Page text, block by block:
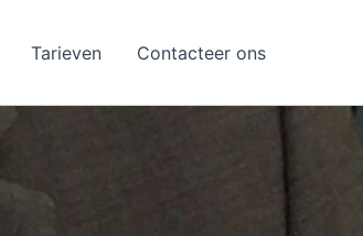
Tarieven Contacteer ons